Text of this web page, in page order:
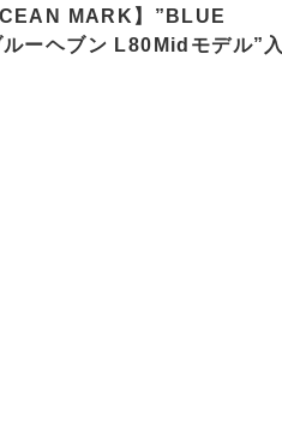
MARK】”BLUE
ーヘブン L80Midモデル”入